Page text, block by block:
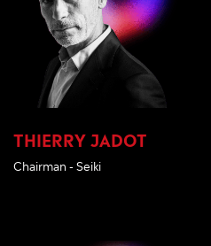
THIERRY JADOT
Chairman - Seiki